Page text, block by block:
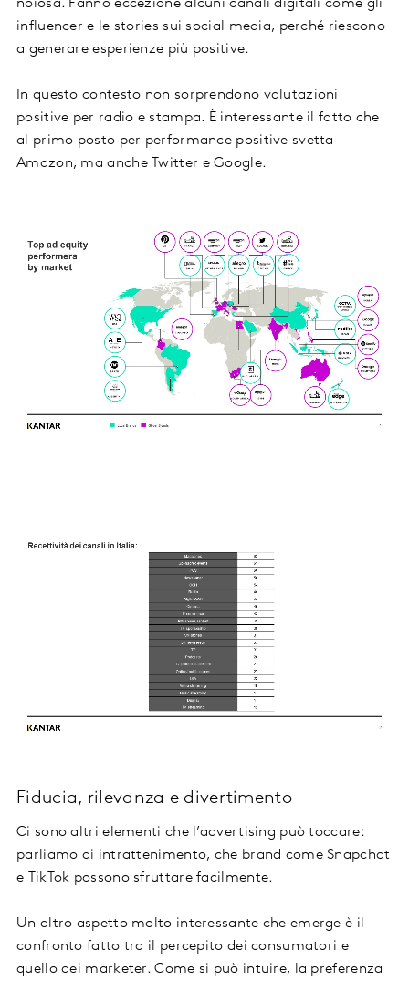
noiosa. Fanno eccezione alcuni canali digitali come gli
influencer e le stories sui social media, perché riescono
a generare esperienze più positive.
In questo contesto non sorprendono valutazioni
positive per radio e stampa. È interessante il fatto che
al primo posto per performance positive svetta
Amazon, ma anche Twitter e Google.
Fiducia, rilevanza e divertimento
Ci sono altri elementi che l’advertising può toccare:
parliamo di intrattenimento, che brand come Snapchat
e TikTok possono sfruttare facilmente.
Un altro aspetto molto interessante che emerge è il
confronto fatto tra il percepito dei consumatori e
quello dei marketer. Come si può intuire, la preferenza